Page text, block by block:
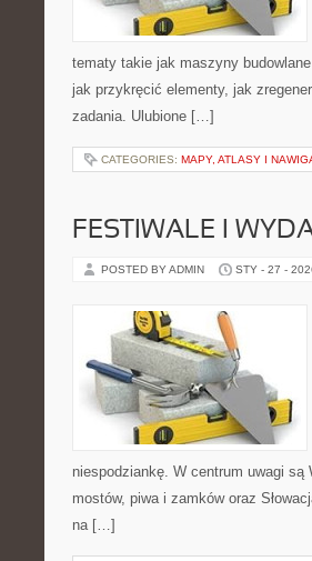
tematy takie jak maszyny
jak przykręcić elementy, jak
zadania. Ulubione […]
CATEGORIES: MAPY, ATLASY I
FESTIWALE I
POSTED BY ADMIN STY - 27 -
niespodziankę. W centrum uwagi
mostów, piwa i zamków oraz
na […]